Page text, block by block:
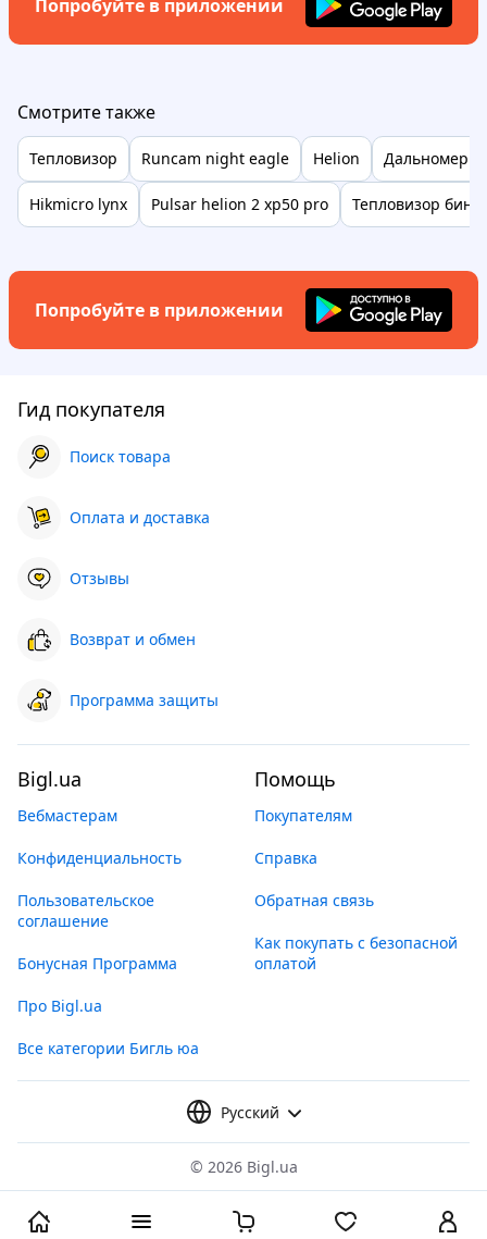
Попробуйте в приложении
Смотрите также
Тепловизор Runcam night eagle Helion Дальномер
Hikmicro lynx Pulsar helion 2 xp50 pro Тепловизор
Попробуйте в приложении
Гид покупателя
Поиск товара
Оплата и доставка
Отзывы
Возврат и обмен
Программа защиты
Bigl.ua
Вебмастерам
Конфиденциальность
Пользовательское
соглашение
Бонусная Программа
Про Bigl.ua
Все категории Бигль юа
Помощь
Покупателям
Справка
Обратная связь
Как покупать с безопасной
оплатой
Русский
© 2026 Bigl.ua